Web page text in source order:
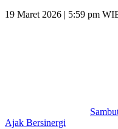
19 Maret 2026 | 5:59 pm
Ajak Bersinergi